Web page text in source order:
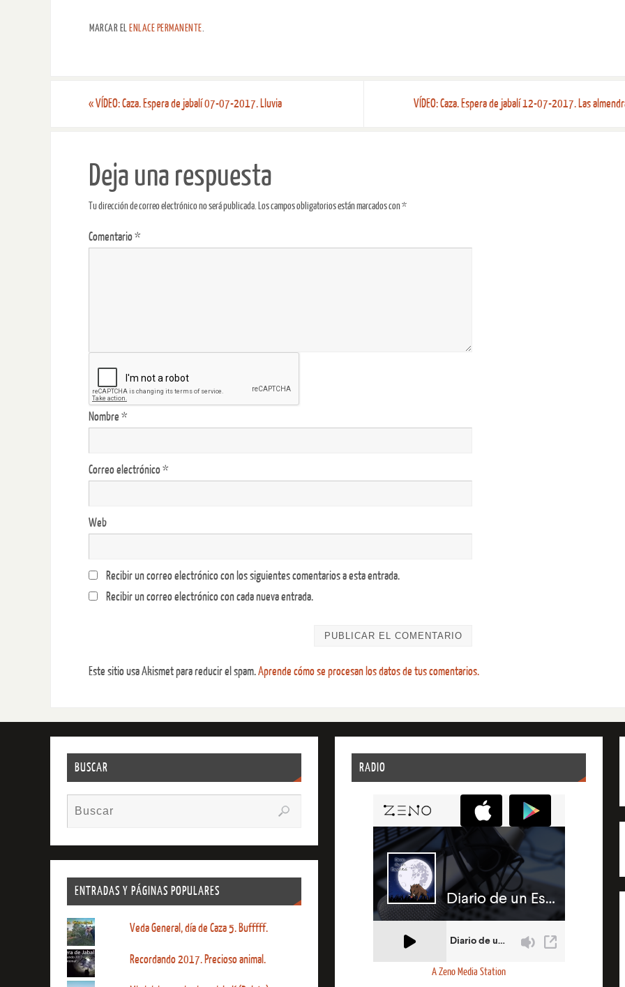
MARCAR EL ENLACE PERMANENTE
«VÍDEO: Caza. Espera de jabalí 07-07-2017. Lluvia VÍDEO: Caza. Espera de jabalí 12-07-2017. Las
Deja una respuesta
Tu dirección de correo electrónico no será publicada. Los campos obligatorios están marcados con*
Comentario*
Nombre *
Correo electrónico*
Web
Recibir un correo electrónico con los siguientes comentarios a esta entrada.
Recibir un correo electrónico con cada nueva entrada.
Este sitio usa Akismet para reducir el spam.Aprende cómo se procesan los datos de tus comentarios.
BUSCAR
ENTRADAS Y PÁGINAS POPULARES
Veda General, día de Caza 5. Bufffff.
Recordando 2017. Precioso animal.
RADIO
A Zeno Media Station